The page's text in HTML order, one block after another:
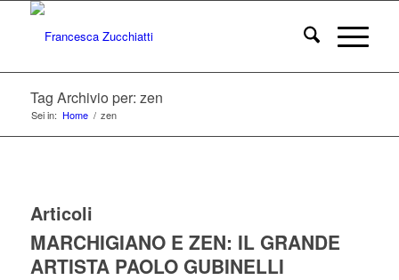
Tag Archivio per: zen
Sei in: Home / zen
Articoli
MARCHIGIANO E ZEN: IL GRANDE
ARTISTA PAOLO GUBINELLI